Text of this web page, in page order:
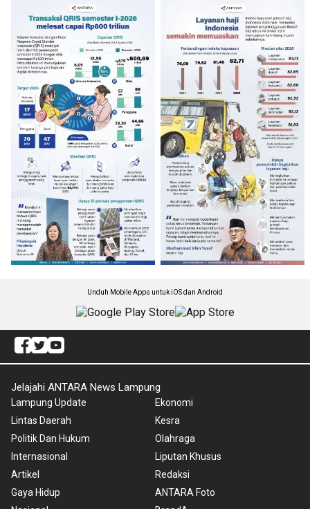
Unduh Mobile Apps untuk iOS dan Android
Jelajahi ANTARA News Lampung
Lampung Update
Lintas Daerah
Politik Dan Hukum
Internasional
Artikel
Gaya Hidup
Ekonomi
Kesra
Olahraga
Liputan Khusus
Redaksi
ANTARA Foto